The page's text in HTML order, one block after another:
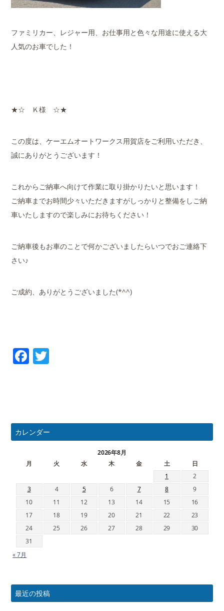
ファミリカー、レジャー用、お仕事用と色々な用途に使える大
人気のお車でした！
★☆ Ｋ様 ☆★
この度は、ケーエムオートワークス用賀店をご利用いただき、
誠にありがとうございます！
これからご納車へ向けて作業に取り掛かりたいと思います！
ご納車までお時間少々いただきますがしっかりと整備をしご納
車いたしますので楽しみにお待ちください！
ご納車後もお車のことで何かございましたらいつでおご連絡下
さい♪
ご成約、ありがとうございました(*^^)
Facebook
カレンダー
2026年8月
月
火 水 木 金 土
日
1
2
3
4 5 6 7 8
9
10
11 12 13 14 15
16
17
18 19 20 21 22
23
24
25 26 27 28 29
30
31
« 7月
最近の投稿